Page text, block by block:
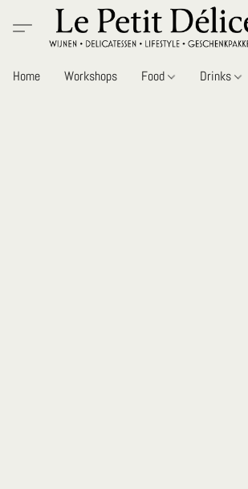
Home Workshops Food Drinks